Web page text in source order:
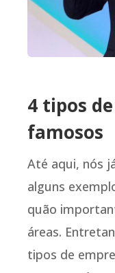
4 tipos
famosos
Até aqui, nós
alguns
quão
áreas.
tipos de